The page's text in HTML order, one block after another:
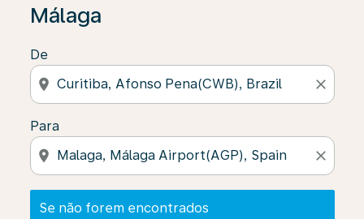
Málaga
De
location_on close
Para
location_on close
Se não forem encontrados